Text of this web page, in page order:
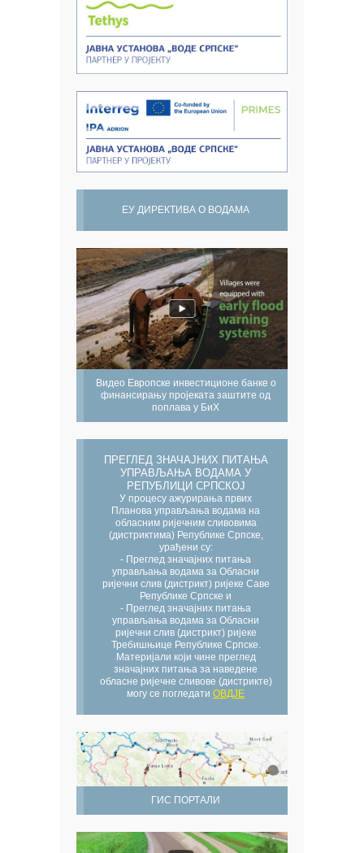
ЕУ ДИРЕКТИВА О ВОДАМА
Видео Европске инвестиционе банке о
финансирању пројеката заштите од
поплава у БиХ
ПРЕГЛЕД ЗНАЧАЈНИХ ПИТАЊА
УПРАВЉАЊА ВОДАМА У
РЕПУБЛИЦИ СРПСКОЈ
У процесу ажурирања првих
Планова управљања водама на
обласним ријечним сливовима
(дистриктима) Републике Српске,
урађени су:
- Преглед значајних питања
управљања водама за Обласни
ријечни слив (дистрикт) ријеке Саве
Републике Српске и
- Преглед значајних питања
управљања водама за Обласни
ријечни слив (дистрикт) ријеке
Требишњице Републике Српске.
Материјали који чине преглед
значајних питања за наведене
обласне ријечне сливове (дистрикте)
могу се погледати ОВДЈЕ
ГИС ПОРТАЛИ